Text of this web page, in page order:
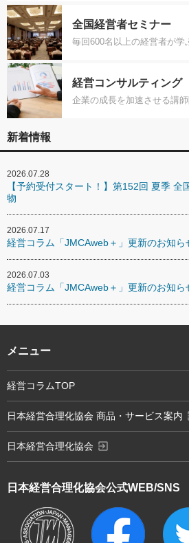
全国経営者セミナー
毎回600名以上の経営者が学
経営コンサルティング
企業の成長を加速させる講
新着情報
2026.07.28
【予約受付スタート！】第152回 夏季
物
2026.07.17
経営コラム「JMCAweb＋」更新のお知ら
2026.07.03
経営コラム「JMCAweb＋」更新のお知ら
日本経営合理化協会公式WEB/SNS
メニュー
経営コラムTOP
日本経営合理化協会 商品・サービス案内
日本経営合理化協会 exit_to_app